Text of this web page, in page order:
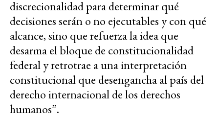
discrecionalidad para determinar qué
decisiones serán o no ejecutables y con qué
alcance, sino que refuerza la idea que
desarma el bloque de constitucionalidad
federal y retrotrae a una interpretación
constitucional que desengancha al país del
derecho internacional de los derechos
humanos”.